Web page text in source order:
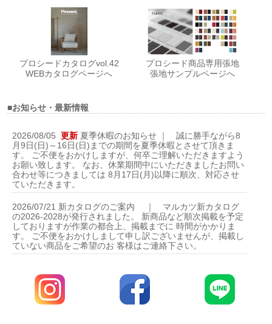
プロシードカタログvol.42
WEBカタログページへ
プロシード商品専用張地
張地サンプルページへ
■お知らせ・最新情報